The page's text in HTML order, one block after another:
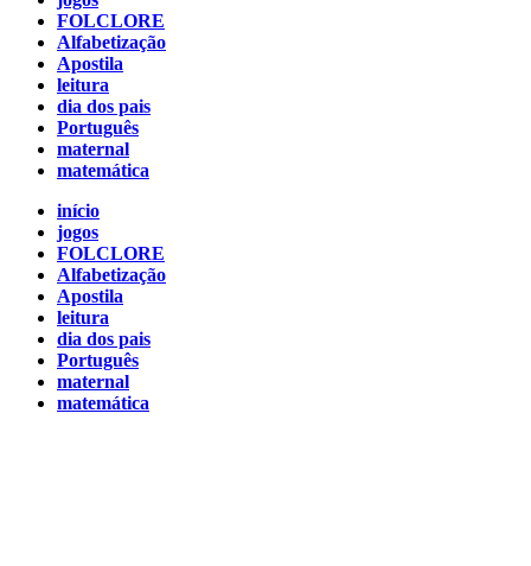
FOLCLORE
Alfabetização
Apostila
leitura
dia dos pais
Português
maternal
matemática
início
jogos
FOLCLORE
Alfabetização
Apostila
leitura
dia dos pais
Português
maternal
matemática